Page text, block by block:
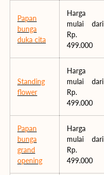
Papan
bunga
duka cita
Harga
mulai dari
Rp.
499.000
Standing
flower
Harga
mulai dari
Rp.
499.000
Papan
bunga
grand
opening
Harga
mulai dari
Rp.
499.000